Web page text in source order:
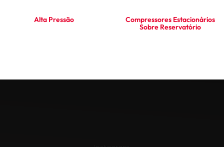
Alta Pressão
Compressores Estacionários
Sobre Reservatório